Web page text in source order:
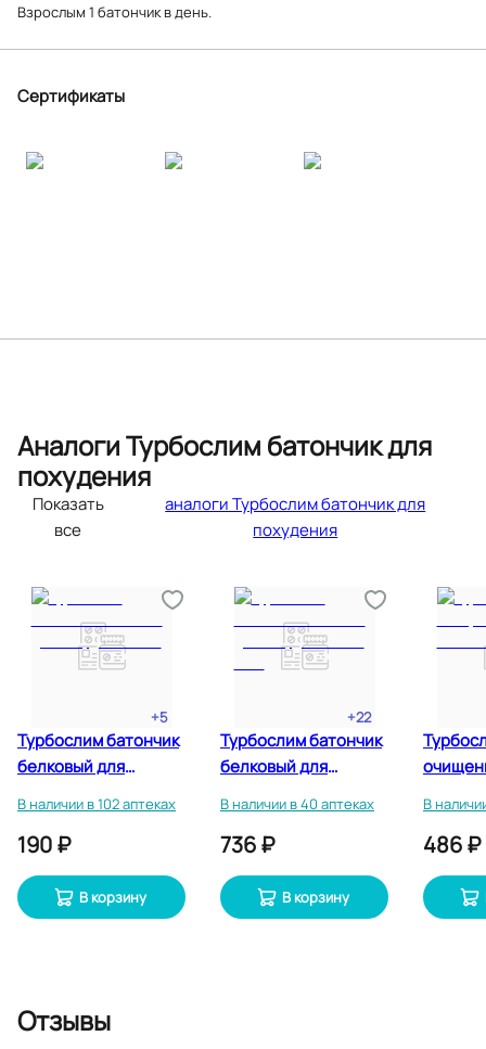
Взрослым 1 батончик в день.
Сертификаты
Аналоги Турбослим батончик для
похудения
Показать
все
аналоги Турбослим батончик для
похудения
+5
Турбослим батончик
белковый для
В наличии в 102 аптеках
190 ₽
В корзину
+22
Турбослим батончик
белковый для
В наличии в 40 аптеках
736 ₽
В корзину
В
486 ₽
Отзывы